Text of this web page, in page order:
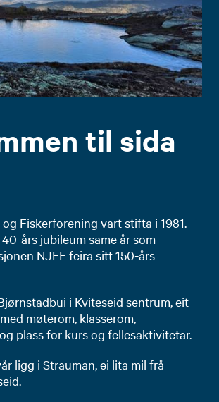
til sida
Fiskerforening vart stifta i 1981.
års jubileum same år som
NJFF feira sitt 150-års
i Kviteseid sentrum, eit
møterom, klasserom,
plass for kurs og fellesaktivitetar.
ligg i Strauman, ei lita mil frå